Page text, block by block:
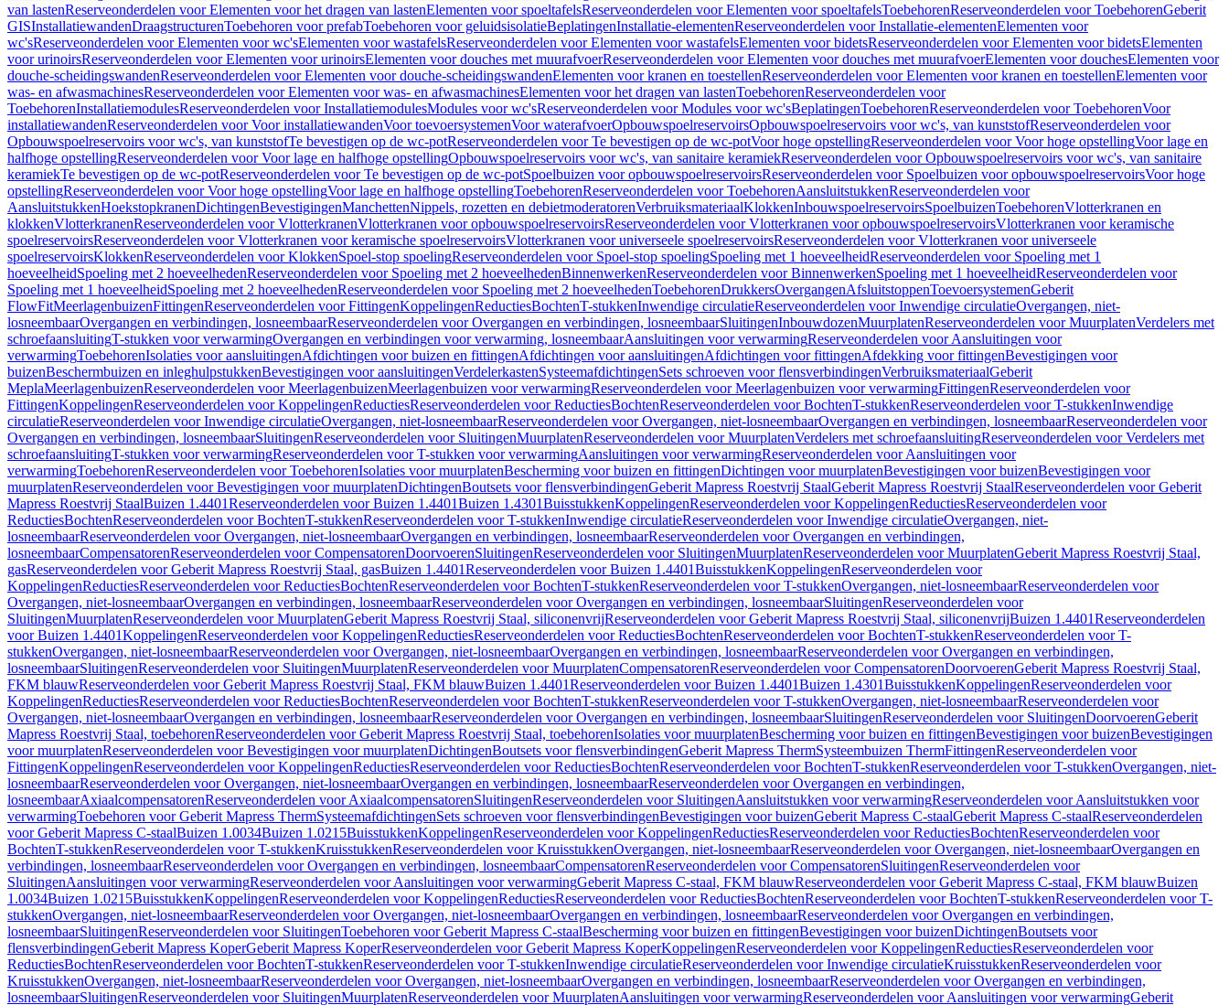
van lastenReserveonderdelen voor Elementen voor het dragen van lastenElementen voor spoeltafelsReserveonderdelen voor Elementen voor spoeltafelsToebehorenReserveonderdelen voor ToebehorenGeberit
GISInstallatiewandenDraagstructurenToebehoren voor prefabToebehoren voor geluidsisolatieBeplatingenInstallatie-elementenReserveonderdelen voor Installatie-elementenElementen voor
wc'sReserveonderdelen voor Elementen voor wc'sElementen voor wastafelsReserveonderdelen voor Elementen voor wastafelsElementen voor bidetsReserveonderdelen voor Elementen voor bidetsElementen
voor urinoirsReserveonderdelen voor Elementen voor urinoirsElementen voor douches met muurafvoerReserveonderdelen voor Elementen voor douches met muurafvoerElementen voor douchesElementen voor
douche-scheidingswandenReserveonderdelen voor Elementen voor douche-scheidingswandenElementen voor kranen en toestellenReserveonderdelen voor Elementen voor kranen en toestellenElementen voor
was- en afwasmachinesReserveonderdelen voor Elementen voor was- en afwasmachinesElementen voor het dragen van lastenToebehorenReserveonderdelen voor
ToebehorenInstallatiemodulesReserveonderdelen voor InstallatiemodulesModules voor wc'sReserveonderdelen voor Modules voor wc'sBeplatingenToebehorenReserveonderdelen voor ToebehorenVoor
installatiewandenReserveonderdelen voor Voor installatiewandenVoor toevoersystemenVoor waterafvoerOpbouwspoelreservoirsOpbouwspoelreservoirs voor wc's, van kunststofReserveonderdelen voor
Opbouwspoelreservoirs voor wc's, van kunststofTe bevestigen op de wc-potReserveonderdelen voor Te bevestigen op de wc-potVoor hoge opstellingReserveonderdelen voor Voor hoge opstellingVoor lage en
halfhoge opstellingReserveonderdelen voor Voor lage en halfhoge opstellingOpbouwspoelreservoirs voor wc's, van sanitaire keramiekReserveonderdelen voor Opbouwspoelreservoirs voor wc's, van sanitaire
keramiekTe bevestigen op de wc-potReserveonderdelen voor Te bevestigen op de wc-potSpoelbuizen voor opbouwspoelreservoirsReserveonderdelen voor Spoelbuizen voor opbouwspoelreservoirsVoor hoge
opstellingReserveonderdelen voor Voor hoge opstellingVoor lage en halfhoge opstellingToebehorenReserveonderdelen voor ToebehorenAansluitstukkenReserveonderdelen voor
AansluitstukkenHoekstopkranenDichtingenBevestigingenManchettenNippels, rozetten en debietmoderatorenVerbruiksmateriaalKlokkenInbouwspoelreservoirsSpoelbuizenToebehorenVlotterkranen en
klokkenVlotterkranenReserveonderdelen voor VlotterkranenVlotterkranen voor opbouwspoelreservoirsReserveonderdelen voor Vlotterkranen voor opbouwspoelreservoirsVlotterkranen voor keramische
spoelreservoirsReserveonderdelen voor Vlotterkranen voor keramische spoelreservoirsVlotterkranen voor universeele spoelreservoirsReserveonderdelen voor Vlotterkranen voor universeele
spoelreservoirsKlokkenReserveonderdelen voor KlokkenSpoel-stop spoelingReserveonderdelen voor Spoel-stop spoelingSpoeling met 1 hoeveelheidReserveonderdelen voor Spoeling met 1
hoeveelheidSpoeling met 2 hoeveelhedenReserveonderdelen voor Spoeling met 2 hoeveelhedenBinnenwerkenReserveonderdelen voor BinnenwerkenSpoeling met 1 hoeveelheidReserveonderdelen voor
Spoeling met 1 hoeveelheidSpoeling met 2 hoeveelhedenReserveonderdelen voor Spoeling met 2 hoeveelhedenToebehorenDrukkersOvergangenAfsluitstoppenToevoersystemenGeberit
FlowFitMeerlagenbuizenFittingenReserveonderdelen voor FittingenKoppelingenReductiesBochtenT-stukkenInwendige circulatieReserveonderdelen voor Inwendige circulatieOvergangen, niet-
losneembaarOvergangen en verbindingen, losneembaarReserveonderdelen voor Overgangen en verbindingen, losneembaarSluitingenInbouwdozenMuurplatenReserveonderdelen voor MuurplatenVerdelers met
schroefaansluitingT-stukken voor verwarmingOvergangen en verbindingen voor verwarming, losneembaarAansluitingen voor verwarmingReserveonderdelen voor Aansluitingen voor
verwarmingToebehorenIsolaties voor aansluitingenAfdichtingen voor buizen en fittingenAfdichtingen voor aansluitingenAfdichtingen voor fittingenAfdekking voor fittingenBevestigingen voor
buizenBeschermbuizen en inleghulpstukkenBevestigingen voor aansluitingenVerdelerkastenSysteemafdichtingenSets schroeven voor flensverbindingenVerbruiksmateriaalGeberit
MeplaMeerlagenbuizenReserveonderdelen voor MeerlagenbuizenMeerlagenbuizen voor verwarmingReserveonderdelen voor Meerlagenbuizen voor verwarmingFittingenReserveonderdelen voor
FittingenKoppelingenReserveonderdelen voor KoppelingenReductiesReserveonderdelen voor ReductiesBochtenReserveonderdelen voor BochtenT-stukkenReserveonderdelen voor T-stukkenInwendige
circulatieReserveonderdelen voor Inwendige circulatieOvergangen, niet-losneembaarReserveonderdelen voor Overgangen, niet-losneembaarOvergangen en verbindingen, losneembaarReserveonderdelen voor
Overgangen en verbindingen, losneembaarSluitingenReserveonderdelen voor SluitingenMuurplatenReserveonderdelen voor MuurplatenVerdelers met schroefaansluitingReserveonderdelen voor Verdelers met
schroefaansluitingT-stukken voor verwarmingReserveonderdelen voor T-stukken voor verwarmingAansluitingen voor verwarmingReserveonderdelen voor Aansluitingen voor
verwarmingToebehorenReserveonderdelen voor ToebehorenIsolaties voor muurplatenBescherming voor buizen en fittingenDichtingen voor muurplatenBevestigingen voor buizenBevestigingen voor
muurplatenReserveonderdelen voor Bevestigingen voor muurplatenDichtingenBoutsets voor flensverbindingenGeberit Mapress Roestvrij StaalGeberit Mapress Roestvrij StaalReserveonderdelen voor Geberit
Mapress Roestvrij StaalBuizen 1.4401Reserveonderdelen voor Buizen 1.4401Buizen 1.4301BuisstukkenKoppelingenReserveonderdelen voor KoppelingenReductiesReserveonderdelen voor
ReductiesBochtenReserveonderdelen voor BochtenT-stukkenReserveonderdelen voor T-stukkenInwendige circulatieReserveonderdelen voor Inwendige circulatieOvergangen, niet-
losneembaarReserveonderdelen voor Overgangen, niet-losneembaarOvergangen en verbindingen, losneembaarReserveonderdelen voor Overgangen en verbindingen,
losneembaarCompensatorenReserveonderdelen voor CompensatorenDoorvoerenSluitingenReserveonderdelen voor SluitingenMuurplatenReserveonderdelen voor MuurplatenGeberit Mapress Roestvrij Staal,
gasReserveonderdelen voor Geberit Mapress Roestvrij Staal, gasBuizen 1.4401Reserveonderdelen voor Buizen 1.4401BuisstukkenKoppelingenReserveonderdelen voor
KoppelingenReductiesReserveonderdelen voor ReductiesBochtenReserveonderdelen voor BochtenT-stukkenReserveonderdelen voor T-stukkenOvergangen, niet-losneembaarReserveonderdelen voor
Overgangen, niet-losneembaarOvergangen en verbindingen, losneembaarReserveonderdelen voor Overgangen en verbindingen, losneembaarSluitingenReserveonderdelen voor
SluitingenMuurplatenReserveonderdelen voor MuurplatenGeberit Mapress Roestvrij Staal, siliconenvrijReserveonderdelen voor Geberit Mapress Roestvrij Staal, siliconenvrijBuizen 1.4401Reserveonderdelen
voor Buizen 1.4401KoppelingenReserveonderdelen voor KoppelingenReductiesReserveonderdelen voor ReductiesBochtenReserveonderdelen voor BochtenT-stukkenReserveonderdelen voor T-
stukkenOvergangen, niet-losneembaarReserveonderdelen voor Overgangen, niet-losneembaarOvergangen en verbindingen, losneembaarReserveonderdelen voor Overgangen en verbindingen,
losneembaarSluitingenReserveonderdelen voor SluitingenMuurplatenReserveonderdelen voor MuurplatenCompensatorenReserveonderdelen voor CompensatorenDoorvoerenGeberit Mapress Roestvrij Staal,
FKM blauwReserveonderdelen voor Geberit Mapress Roestvrij Staal, FKM blauwBuizen 1.4401Reserveonderdelen voor Buizen 1.4401Buizen 1.4301BuisstukkenKoppelingenReserveonderdelen voor
KoppelingenReductiesReserveonderdelen voor ReductiesBochtenReserveonderdelen voor BochtenT-stukkenReserveonderdelen voor T-stukkenOvergangen, niet-losneembaarReserveonderdelen voor
Overgangen, niet-losneembaarOvergangen en verbindingen, losneembaarReserveonderdelen voor Overgangen en verbindingen, losneembaarSluitingenReserveonderdelen voor SluitingenDoorvoerenGeberit
Mapress Roestvrij Staal, toebehorenReserveonderdelen voor Geberit Mapress Roestvrij Staal, toebehorenIsolaties voor muurplatenBescherming voor buizen en fittingenBevestigingen voor buizenBevestigingen
voor muurplatenReserveonderdelen voor Bevestigingen voor muurplatenDichtingenBoutsets voor flensverbindingenGeberit Mapress ThermSysteembuizen ThermFittingenReserveonderdelen voor
FittingenKoppelingenReserveonderdelen voor KoppelingenReductiesReserveonderdelen voor ReductiesBochtenReserveonderdelen voor BochtenT-stukkenReserveonderdelen voor T-stukkenOvergangen, niet-
losneembaarReserveonderdelen voor Overgangen, niet-losneembaarOvergangen en verbindingen, losneembaarReserveonderdelen voor Overgangen en verbindingen,
losneembaarAxiaalcompensatorenReserveonderdelen voor AxiaalcompensatorenSluitingenReserveonderdelen voor SluitingenAansluitstukken voor verwarmingReserveonderdelen voor Aansluitstukken voor
verwarmingToebehoren voor Geberit Mapress ThermSysteemafdichtingenSets schroeven voor flensverbindingenBevestigingen voor buizenGeberit Mapress C-staalGeberit Mapress C-staalReserveonderdelen
voor Geberit Mapress C-staalBuizen 1.0034Buizen 1.0215BuisstukkenKoppelingenReserveonderdelen voor KoppelingenReductiesReserveonderdelen voor ReductiesBochtenReserveonderdelen voor
BochtenT-stukkenReserveonderdelen voor T-stukkenKruisstukkenReserveonderdelen voor KruisstukkenOvergangen, niet-losneembaarReserveonderdelen voor Overgangen, niet-losneembaarOvergangen en
verbindingen, losneembaarReserveonderdelen voor Overgangen en verbindingen, losneembaarCompensatorenReserveonderdelen voor CompensatorenSluitingenReserveonderdelen voor
SluitingenAansluitingen voor verwarmingReserveonderdelen voor Aansluitingen voor verwarmingGeberit Mapress C-staal, FKM blauwReserveonderdelen voor Geberit Mapress C-staal, FKM blauwBuizen
1.0034Buizen 1.0215BuisstukkenKoppelingenReserveonderdelen voor KoppelingenReductiesReserveonderdelen voor ReductiesBochtenReserveonderdelen voor BochtenT-stukkenReserveonderdelen voor T-
stukkenOvergangen, niet-losneembaarReserveonderdelen voor Overgangen, niet-losneembaarOvergangen en verbindingen, losneembaarReserveonderdelen voor Overgangen en verbindingen,
losneembaarSluitingenReserveonderdelen voor SluitingenToebehoren voor Geberit Mapress C-staalBescherming voor buizen en fittingenBevestigingen voor buizenDichtingenBoutsets voor
flensverbindingenGeberit Mapress KoperGeberit Mapress KoperReserveonderdelen voor Geberit Mapress KoperKoppelingenReserveonderdelen voor KoppelingenReductiesReserveonderdelen voor
ReductiesBochtenReserveonderdelen voor BochtenT-stukkenReserveonderdelen voor T-stukkenInwendige circulatieReserveonderdelen voor Inwendige circulatieKruisstukkenReserveonderdelen voor
KruisstukkenOvergangen, niet-losneembaarReserveonderdelen voor Overgangen, niet-losneembaarOvergangen en verbindingen, losneembaarReserveonderdelen voor Overgangen en verbindingen,
losneembaarSluitingenReserveonderdelen voor SluitingenMuurplatenReserveonderdelen voor MuurplatenAansluitingen voor verwarmingReserveonderdelen voor Aansluitingen voor verwarmingGeberit